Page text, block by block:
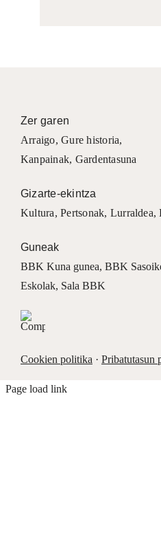
Zer garen
Arraigo,Gure historia,
Kanpainak, Gardentasuna
Gizarte-ekintza
Kultura,Pertsonak, Lurraldea,
Guneak
BBK Kuna gunea, BBK
Eskolak, Sala BBK
Cookien politika · Pribatutasun
Page load link